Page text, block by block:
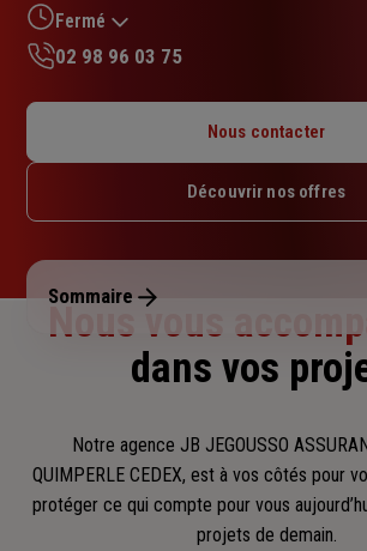
Fermé
Mardi : 09h – 12h / 14h – 18h
Jeudi : 09h – 12h / 14h – 18h
Dimanche : Fermé
02 98 96 03 75
Nous contacter
Découvrir nos offres
Sommaire
Nous vous
dans vos
Notre agence JB JEGOUSSO
QUIMPERLE CEDEX, est à vos côtés pour
protéger ce qui compte pour vous
projets de demain.